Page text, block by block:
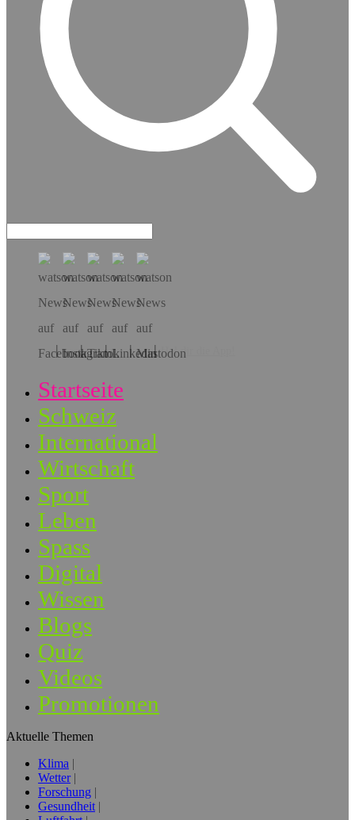
Hol dir die App!
Startseite
Schweiz
International
Wirtschaft
Sport
Leben
Spass
Digital
Wissen
Blogs
Quiz
Videos
Promotionen
Aktuelle Themen
Klima
Wetter
Forschung
Gesundheit